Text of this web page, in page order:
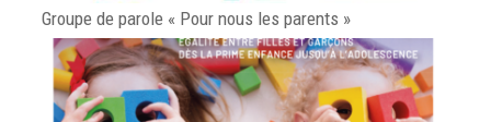
Groupe de parole « Pour nous les parents »